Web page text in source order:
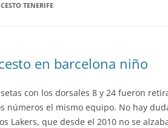
TENERIFE
en barcelona niño
con los dorsales 8 y 24 fueron
el mismo equipo. No hay
Lakers, que desde el 2010 no se